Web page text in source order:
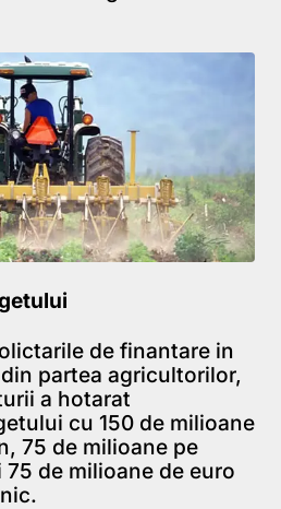
de finantare in
partea agricultorilor,
a hotarat
cu 150 de milioane
75 de milioane pe
de milioane de euro